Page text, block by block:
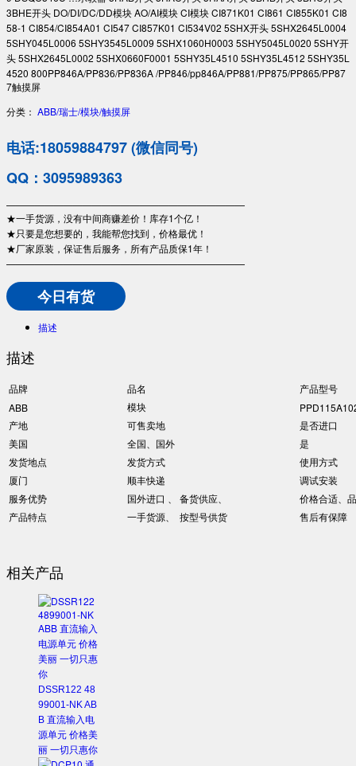
3BHE开头 DO/DI/DC/DD模块 AO/AI模块 CI模块 CI871K01 CI861 CI855K01 CI8
58-1 CI854/CI854A01 CI547 CI857K01 CI534V02 5SHX开头 5SHX2645L0004
5SHY045L0006 5SHY3545L0009 5SHX1060H0003 5SHY5045L0020 5SHY开
头 5SHX2645L0002 5SHX0660F0001 5SHY35L4510 5SHY35L4512 5SHY35L
4520 800PP846A/PP836/PP836A /PP846/pp846A/PP881/PP875/PP865/PP87
7触摸屏
分类： ABB/瑞士/模块/触摸屏
电话:18059884797 (微信同号)
QQ：3095989363
—————————————————————————
★一手货源，没有中间商赚差价！库存1个亿！
★只要是您想要的，我能帮您找到，价格最优！
★厂家原装，保证售后服务，所有产品质保1年！
—————————————————————————
今日有货
描述
描述
品牌 品名
产品型号
ABB
模块
产地
可售卖地
是否进口
美国
全国、国外
是
发货地点
发货方式
使用方式
厦门
顺丰快递
调试安装
服务优势
国外进口 、 备货供应、
价格合适、
产品特点
一手货源、 按型号供货 售后有保障
相关产品
DSSR122 48
99001-NK AB
B 直流输入电
源单元 价格美
丽 一切只惠你